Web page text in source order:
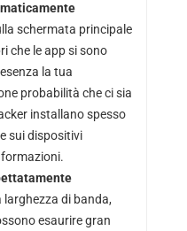
schermata principale
che le app si sono
la tua
probabilità che ci sia
installano spesso
sui dispositivi
di banda,
esaurire gran